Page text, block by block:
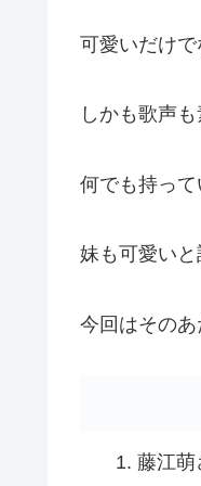
可愛いだけ
しかも歌声も
何でも持って
妹も可愛いと
今回はそのあ
藤江萌